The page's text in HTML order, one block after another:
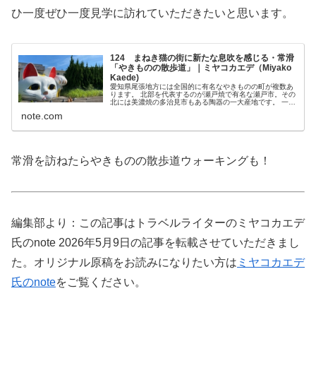
ひ一度ぜひ一度見学に訪れていただきたいと思います。
124 まねき猫の街に新たな息吹を感じる・常滑
「やきものの散歩道」｜ミヤコカエデ（Miyako
Kaede)
愛知県尾張地方には全国的に有名なやきものの町が複数あ
ります。 北部を代表するのが瀬戸焼で有名な瀬戸市。その
北には美濃焼の多治見市もある陶器の一大産地です。 一
note.com
常滑を訪ねたらやきものの散歩道ウォーキングも！
編集部より：この記事はトラベルライターのミヤコカエデ
氏のnote 2026年5月9日の記事を転載させていただきまし
た。オリジナル原稿をお読みになりたい方は ミヤコカエデ
氏のnoteをご覧ください。